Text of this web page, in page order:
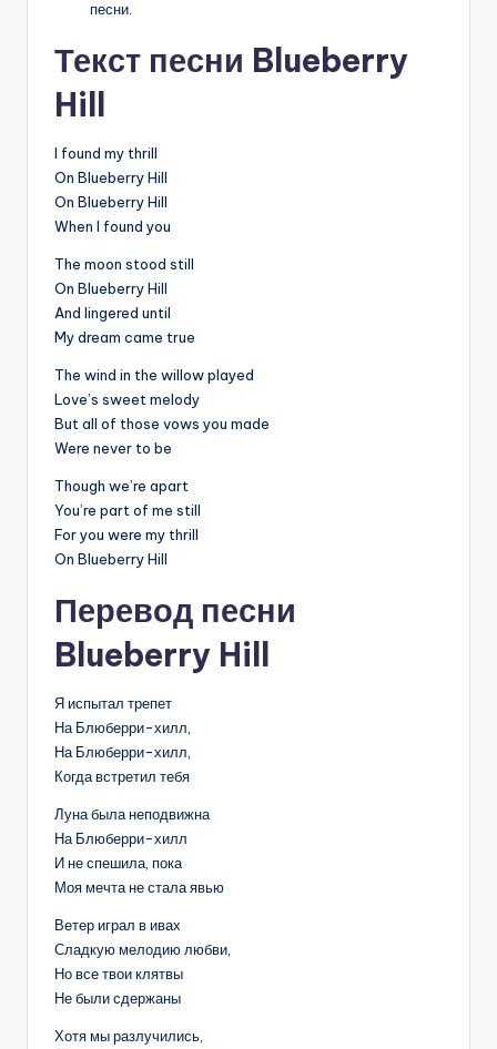
песни.
Текст песни Blueberry
Hill
I found my thrill
On Blueberry Hill
On Blueberry Hill
When I found you
The moon stood still
On Blueberry Hill
And lingered until
My dream came true
The wind in the willow played
Love’s sweet melody
But all of those vows you made
Were never to be
Though we’re apart
You’re part of me still
For you were my thrill
On Blueberry Hill
Перевод песни
Blueberry Hill
Я испытал трепет
На Блюберри-хилл,
На Блюберри-хилл,
Когда встретил тебя
Луна была неподвижна
На Блюберри-хилл
И не спешила, пока
Моя мечта не стала явью
Ветер играл в ивах
Сладкую мелодию любви,
Но все твои клятвы
Не были сдержаны
Хотя мы разлучились,